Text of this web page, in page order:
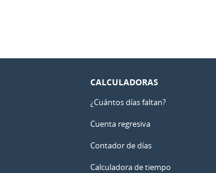
CALCULADORAS
¿Cuántos días faltan?
Cuenta regresiva
Contador de días
Calculadora de tiempo